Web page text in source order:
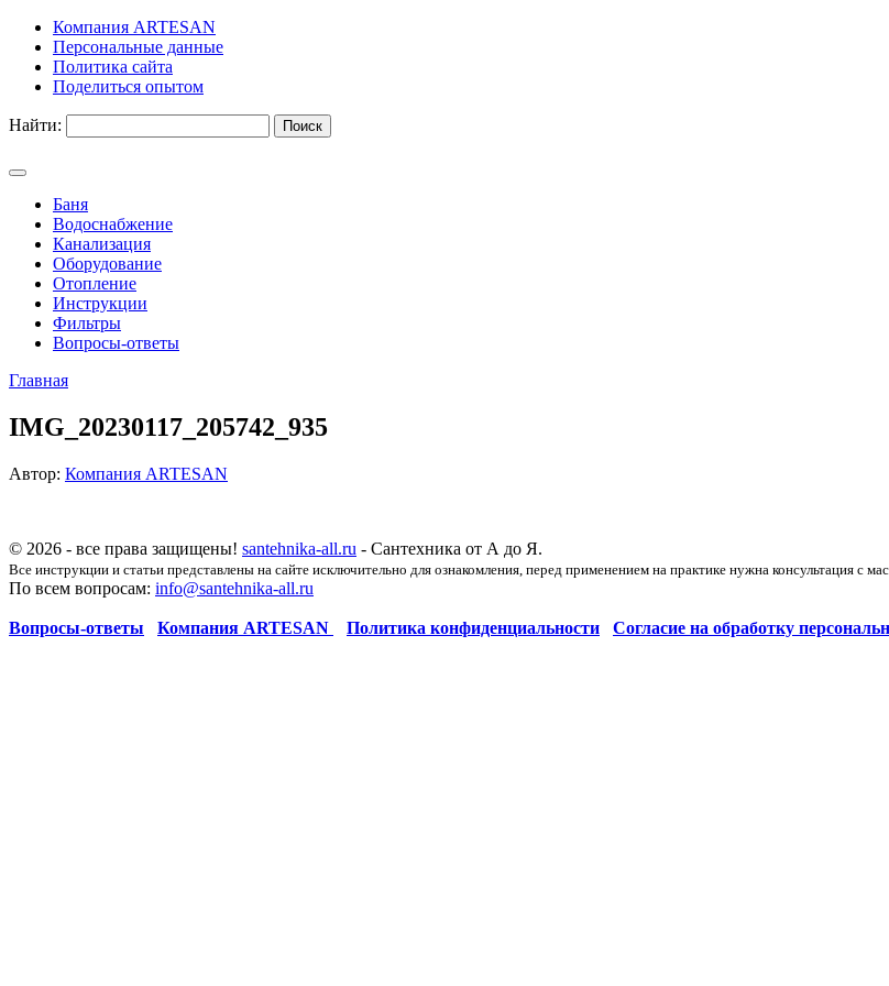
Компания ARTESAN
Персональные данные
Политика сайта
Поделиться опытом
Найти:
Баня
Водоснабжение
Канализация
Оборудование
Отопление
Инструкции
Фильтры
Вопросы-ответы
Главная
IMG_20230117_205742_935
Автор: Компания ARTESAN
© 2026 - все права защищены! santehnika-all.ru - Сантехника от А до Я.
Все инструкции и статьи представлены на сайте исключительно для ознакомления, перед применением на практике нужна консультация с
По всем вопросам: info@santehnika-all.ru
Вопросы-ответы Компания ARTESAN Политика конфиденциальности Согласие на обработку